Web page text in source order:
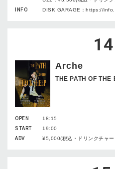
INFO
DISK GARAGE：https://
14
Arche
THE PATH OF
OPEN
18:15
START
19:00
ADV
¥5,000(税込・ドリンクチャー